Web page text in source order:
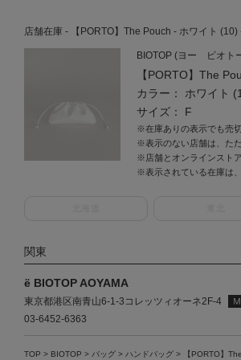
店舗在庫 - 【PORTO】The Pouch - ホワイト (10)
BIOTOP (ヨー ビオト
【PORTO】The
カラー： ホワイト
サイズ： F
※在庫ありの表示でも売
※表示のない店舗は、た
※店舗とオンラインスト
※表示されている在庫は
関東
ё BIOTOP AOYAMA
東京都港区南青山6-1-3コレッツィオーネ2F-4
03-6452-6363
TOP > BIOTOP > バッグ > ハンドバッグ > 【PORTO】